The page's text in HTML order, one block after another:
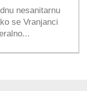
nesanitarnu
se Vranjanci